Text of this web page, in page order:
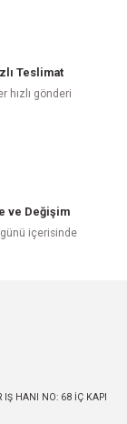
Teslimat
hızlı gönderi
ve Değişim
içerisinde
IŞ HANI NO: 68 İÇ KAPI